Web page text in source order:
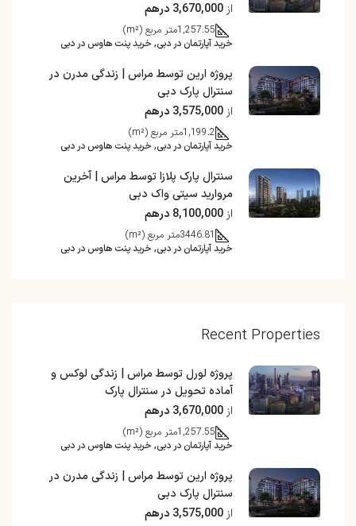
از 3,670,000 درهم
1,257.55متر مربع (m²)
خرید آپارتمان در دبی, خرید پنت هاوس در دبی
پروژه ارین توسط مراس | زندگی مدرن در
سنترال پارک دبی
از 3,575,000 درهم
1,199.2متر مربع (m²)
خرید آپارتمان در دبی, خرید پنت هاوس در دبی
سنترال پارک پلازا توسط مراس | آخرین
مروارید سیتی واک دبی
از 8,100,000 درهم
3446.81متر مربع (m²)
خرید آپارتمان در دبی, خرید پنت هاوس در دبی
Recent Properties
پروژه لورل توسط مراس | زندگی لوکس و
آماده تحویل در سنترال پارک
از 3,670,000 درهم
1,257.55متر مربع (m²)
خرید آپارتمان در دبی, خرید پنت هاوس در دبی
پروژه ارین توسط مراس | زندگی مدرن در
سنترال پارک دبی
از 3,575,000 درهم